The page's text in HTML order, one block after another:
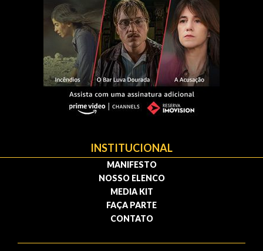
INSTITUCIONAL
MANIFESTO
NOSSO ELENCO
MEDIA KIT
FAÇA PARTE
CONTATO